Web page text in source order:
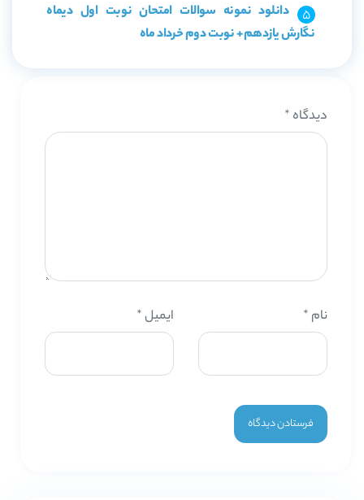
دانلود نمونه سوالات امتحان نوبت اول دیماه
نگارش یازدهم + نوبت دوم خرداد ماه
دیدگاه *
نام * ایمیل*